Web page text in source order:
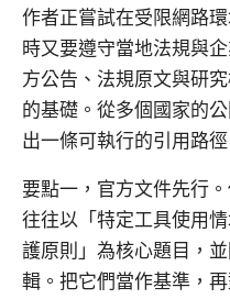
作者正嘗試在受限網路
時又要遵守當地法規與
方公告、法規原文與研
的基礎。從多個國家的
出一條可執行的引用路徑
要點一，官方文件先行
往往以「特定工具使用
護原則」為核心題目，
輯。把它們當作基準，